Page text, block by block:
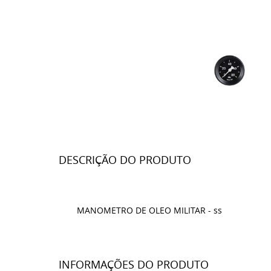
DESCRIÇÃO DO PRODUTO
MANOMETRO DE OLEO MILITAR - ss
INFORMAÇÕES DO PRODUTO